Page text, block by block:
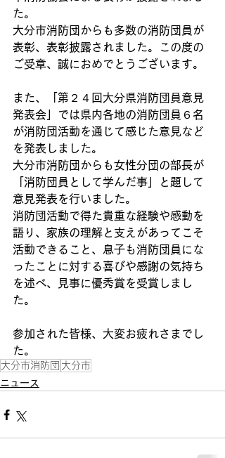
た。
大分市消防団からも多数の消防団員が
表彰、表彰披露されました。この度の
ご受章、誠におめでとうございます。
また、「第２４回大分県消防団員意見
発表会」では県内各地の消防団員６名
が消防団活動を通じて感じた意見など
を発表しました。
大分市消防団からも女性分団の部長が
「消防団員として学んだ事」と題して
意見発表を行いました。
消防団活動で得た貴重な経験や感動を
語り、家族の理解と支えがあってこそ
活動できること、息子も消防団員にな
ったことに対する喜びや感謝の気持ち
を述べ、見事に優秀賞を受賞しまし
た。
参加された皆様、大変お疲れさまでし
た。
大分市消防団 大分市
ニュース